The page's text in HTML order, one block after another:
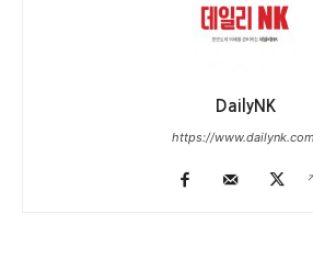
DailyNK
https://